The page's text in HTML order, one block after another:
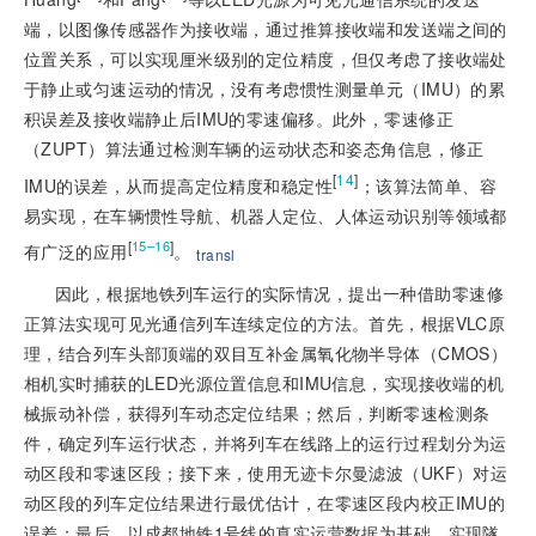
端，以图像传感器作为接收端，通过推算接收端和发送端之间的
位置关系，可以实现厘米级别的定位精度，但仅考虑了接收端处
于静止或匀速运动的情况，没有考虑惯性测量单元（IMU）的累
积误差及接收端静止后IMU的零速偏移。此外，零速修正
（ZUPT）算法通过检测车辆的运动状态和姿态角信息，修正
IMU的误差，从而提高定位精度和稳定性[14] ；该算法简单、容
易实现，在车辆惯性导航、机器人定位、人体运动识别等领域都
有广泛的应用[15–16]。 transl
因此，根据地铁列车运行的实际情况，提出一种借助零速修
正算法实现可见光通信列车连续定位的方法。首先，根据VLC原
理，结合列车头部顶端的双目互补金属氧化物半导体（CMOS）
相机实时捕获的LED光源位置信息和IMU信息，实现接收端的机
械振动补偿，获得列车动态定位结果；然后，判断零速检测条
件，确定列车运行状态，并将列车在线路上的运行过程划分为运
动区段和零速区段；接下来，使用无迹卡尔曼滤波（UKF）对运
动区段的列车定位结果进行最优估计，在零速区段内校正IMU的